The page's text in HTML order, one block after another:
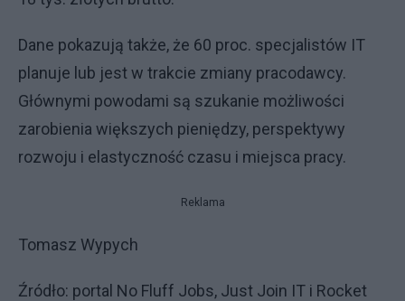
Dane pokazują także, że 60 proc. specjalistów IT
planuje lub jest w trakcie zmiany pracodawcy.
Głównymi powodami są szukanie możliwości
zarobienia większych pieniędzy, perspektywy
rozwoju i elastyczność czasu i miejsca pracy.
Reklama
Tomasz Wypych
Źródło: portal No Fluff Jobs, Just Join IT i Rocket